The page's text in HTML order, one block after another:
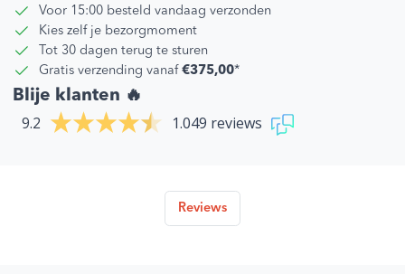
Voor 15:00 besteld vandaag verzonden
Kies zelf je bezorgmoment
Tot 30 dagen terug te sturen
Gratis verzending vanaf €375,00*
Blije klanten 🔥
9.2 1.049 reviews
Reviews